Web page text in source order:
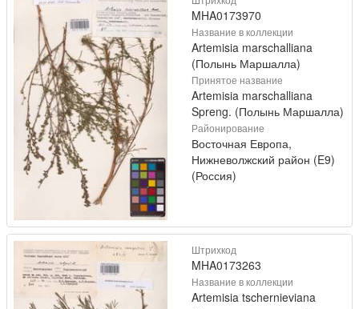
MHA0173970
Название в коллекции
Artemisia marschalliana
(Полынь Маршалла)
Принятое название
Artemisia marschalliana
Spreng. (Полынь Маршалла)
Районирование
Восточная Европа,
Нижневолжский район (E9)
(Россия)
Штрихкод
MHA0173263
Название в коллекции
Artemisia tschernieviana